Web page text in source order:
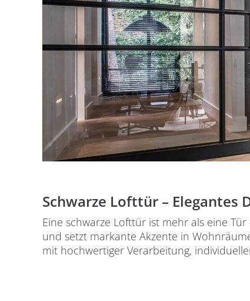
Schwarze Lofttür – Elegantes
Eine schwarze Lofttür ist mehr als eine
und setzt markante Akzente in
mit hochwertiger Verarbeitung,